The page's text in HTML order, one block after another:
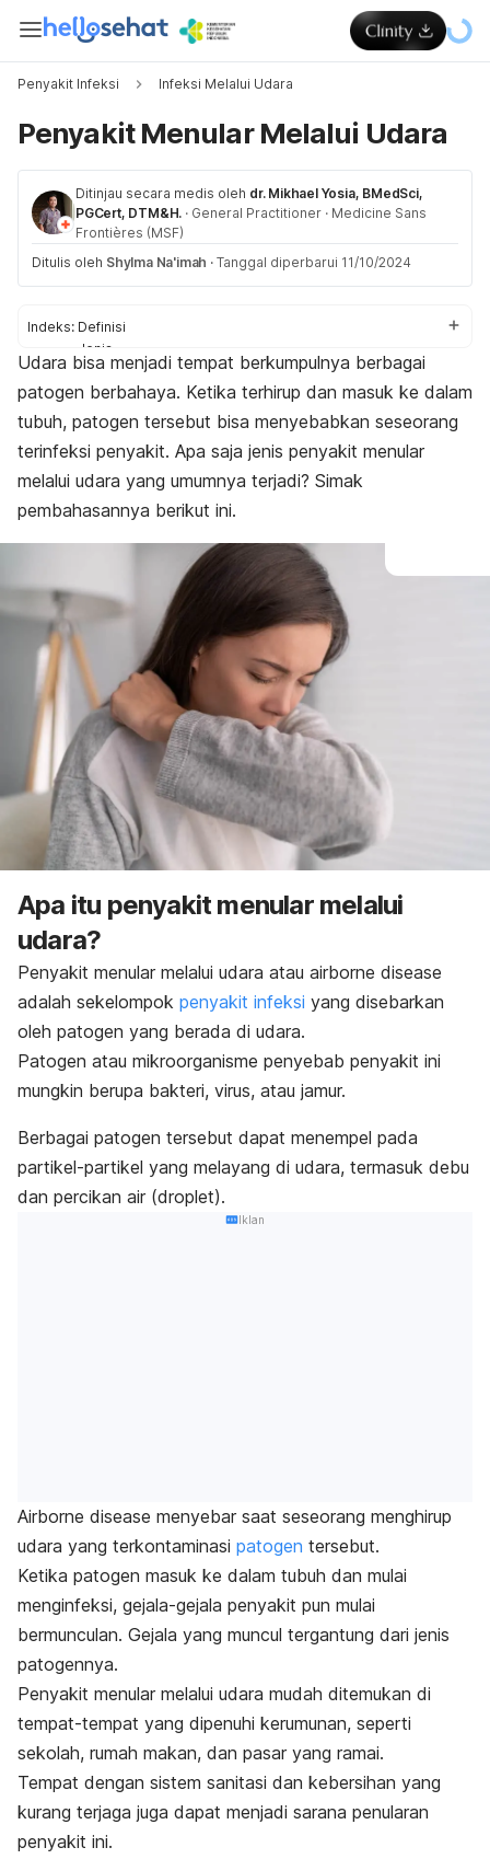
Penyakit Infeksi Infeksi Melalui Udara
Penyakit Menular Melalui Udara
Ditinjau secara medis oleh dr. Mikhael Yosia, BMedSci,
PGCert, DTM&H. · General Practitioner · Medicine Sans
Frontières (MSF)
Ditulis oleh Shylma Na'imah · Tanggal diperbarui 11/10/2024
Indeks: Definisi
Jenis
Gejala
Faktor risiko
Diagnosis
Pengobatan
Pencegahan
Udara bisa menjadi tempat berkumpulnya berbagai
patogen berbahaya. Ketika terhirup dan masuk ke dalam
tubuh, patogen tersebut bisa menyebabkan seseorang
terinfeksi penyakit. Apa saja jenis penyakit menular
melalui udara yang umumnya terjadi? Simak
pembahasannya berikut ini.
Apa itu penyakit menular melalui
udara?
Penyakit menular melalui udara atau airborne disease
adalah sekelompok penyakit infeksi yang disebarkan
oleh patogen yang berada di udara.
Patogen atau mikroorganisme penyebab penyakit ini
mungkin berupa bakteri, virus, atau jamur.
Berbagai patogen tersebut dapat menempel pada
partikel-partikel yang melayang di udara, termasuk debu
dan percikan air (droplet).
Iklan
Airborne disease menyebar saat seseorang menghirup
udara yang terkontaminasi patogen tersebut.
Ketika patogen masuk ke dalam tubuh dan mulai
menginfeksi, gejala-gejala penyakit pun mulai
bermunculan. Gejala yang muncul tergantung dari jenis
patogennya.
Penyakit menular melalui udara mudah ditemukan di
tempat-tempat yang dipenuhi kerumunan, seperti
sekolah, rumah makan, dan pasar yang ramai.
Tempat dengan sistem sanitasi dan kebersihan yang
kurang terjaga juga dapat menjadi sarana penularan
penyakit ini.